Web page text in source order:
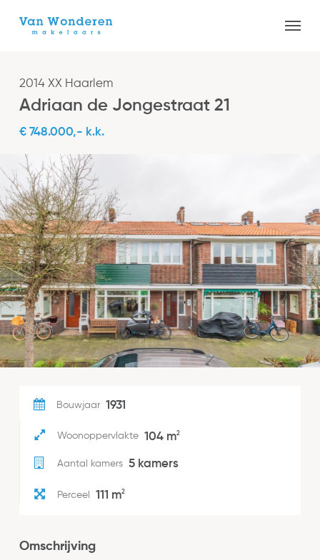
Menu
2014 XX Haarlem
Adriaan de Jongestraat 21
€ 748.000,- k.k.
Bouwjaar 1931
Woonoppervlakte 104 m2
Aantal kamers 5 kamers
Perceel 111 m2
Omschrijving